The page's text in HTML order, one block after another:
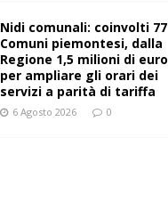
Nidi comunali: coinvolti 77
Comuni piemontesi, dalla
Regione 1,5 milioni di euro
per ampliare gli orari dei
servizi a parità di tariffa
6 Agosto 2026 0